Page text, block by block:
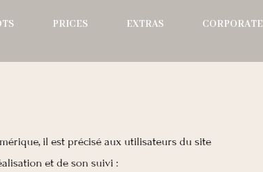
PRICES EXTRAS
CORPORATE
il est précisé aux utilisateurs du site
et de son suivi :